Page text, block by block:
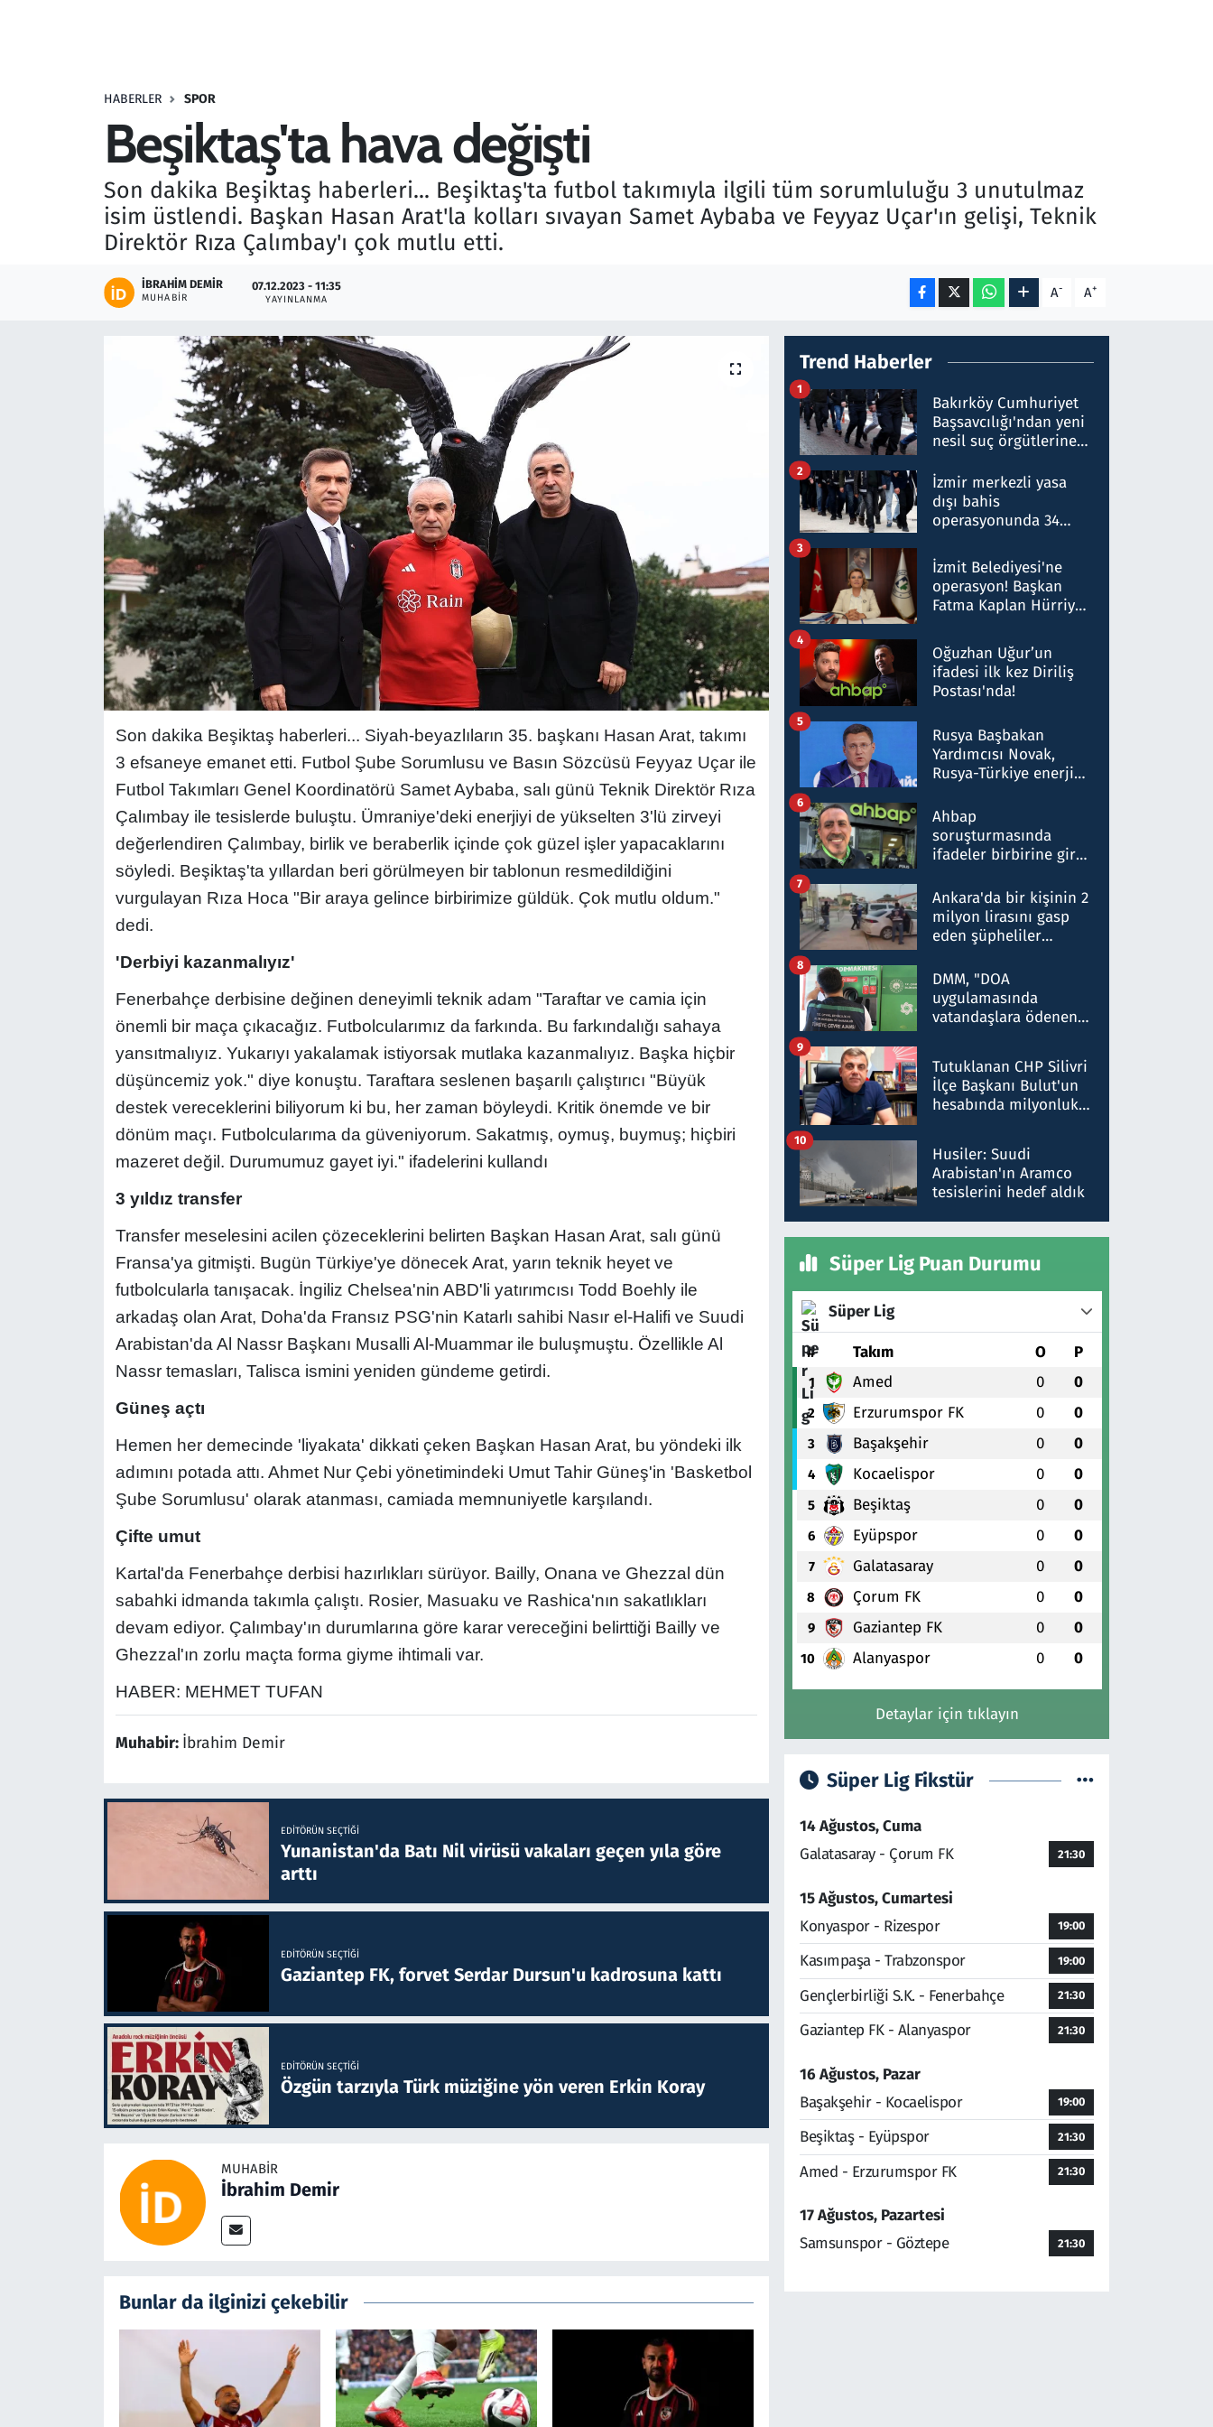
HABERLER SPOR
Beşiktaş'ta hava değişti
Son dakika Beşiktaş haberleri... Beşiktaş'ta futbol takımıyla ilgili tüm sorumluluğu 3 unutulmaz
isim üstlendi. Başkan Hasan Arat'la kolları sıvayan Samet Aybaba ve Feyyaz Uçar'ın gelişi, Teknik
Direktör Rıza Çalımbay'ı çok mutlu etti.
İBRAHIM DEMIR
MUHABIR
07.12.2023 - 11:35
YAYINLANMA A- A+
Son dakika Beşiktaş haberleri... Siyah-beyazlıların 35. başkanı Hasan Arat, takımı
3 efsaneye emanet etti. Futbol Şube Sorumlusu ve Basın Sözcüsü Feyyaz Uçar ile
Futbol Takımları Genel Koordinatörü Samet Aybaba, salı günü Teknik Direktör Rıza
Çalımbay ile tesislerde buluştu. Ümraniye'deki enerjiyi de yükselten 3'lü zirveyi
değerlendiren Çalımbay, birlik ve beraberlik içinde çok güzel işler yapacaklarını
söyledi. Beşiktaş'ta yıllardan beri görülmeyen bir tablonun resmedildiğini
vurgulayan Rıza Hoca "Bir araya gelince birbirimize güldük. Çok mutlu oldum."
dedi.
'Derbiyi kazanmalıyız'
Fenerbahçe derbisine değinen deneyimli teknik adam "Taraftar ve camia için
önemli bir maça çıkacağız. Futbolcularımız da farkında. Bu farkındalığı sahaya
yansıtmalıyız. Yukarıyı yakalamak istiyorsak mutlaka kazanmalıyız. Başka hiçbir
düşüncemiz yok." diye konuştu. Taraftara seslenen başarılı çalıştırıcı "Büyük
destek vereceklerini biliyorum ki bu, her zaman böyleydi. Kritik önemde ve bir
dönüm maçı. Futbolcularıma da güveniyorum. Sakatmış, oymuş, buymuş; hiçbiri
mazeret değil. Durumumuz gayet iyi." ifadelerini kullandı
3 yıldız transfer
Transfer meselesini acilen çözeceklerini belirten Başkan Hasan Arat, salı günü
Fransa'ya gitmişti. Bugün Türkiye'ye dönecek Arat, yarın teknik heyet ve
futbolcularla tanışacak. İngiliz Chelsea'nin ABD'li yatırımcısı Todd Boehly ile
arkadaş olan Arat, Doha'da Fransız PSG'nin Katarlı sahibi Nasır el-Halifi ve Suudi
Arabistan'da Al Nassr Başkanı Musalli Al-Muammar ile buluşmuştu. Özellikle Al
Nassr temasları, Talisca ismini yeniden gündeme getirdi.
Güneş açtı
Hemen her demecinde 'liyakata' dikkati çeken Başkan Hasan Arat, bu yöndeki ilk
adımını potada attı. Ahmet Nur Çebi yönetimindeki Umut Tahir Güneş'in 'Basketbol
Şube Sorumlusu' olarak atanması, camiada memnuniyetle karşılandı.
Çifte umut
Kartal'da Fenerbahçe derbisi hazırlıkları sürüyor. Bailly, Onana ve Ghezzal dün
sabahki idmanda takımla çalıştı. Rosier, Masuaku ve Rashica'nın sakatlıkları
devam ediyor. Çalımbay'ın durumlarına göre karar vereceğini belirttiği Bailly ve
Ghezzal'ın zorlu maçta forma giyme ihtimali var.
HABER: MEHMET TUFAN
Muhabir: İbrahim Demir
EDITÖRÜN SEÇTIĞI
Yunanistan'da Batı Nil virüsü vakaları geçen yıla göre
arttı
EDITÖRÜN SEÇTIĞI
Gaziantep FK, forvet Serdar Dursun'u kadrosuna kattı
EDITÖRÜN SEÇTIĞI
Özgün tarzıyla Türk müziğine yön veren Erkin Koray
MUHABIR
İbrahim Demir
Bunlar da ilginizi çekebilir
Trend Haberler
Bakırköy Cumhuriyet
Başsavcılığı'ndan yeni
nesil suç örgütlerine
hakkında gözaltı kararı
1
İzmir merkezli yasa
dışı bahis
operasyonunda 34
Milyar liralık para
trafiği tespit edildi
2
İzmit Belediyesi'ne
operasyon! Başkan
Fatma Kaplan Hürriyet
3
Oğuzhan Uğur’un
ifadesi ilk kez Diriliş
Postası'nda!
4
Rusya Başbakan
Yardımcısı Novak,
Rusya-Türkiye enerji
nitelikte olduğunu
belirtti
5
Ahbap
soruşturmasında
ifadeler birbirine girdi:
ifadelerinden ortaya
çıkan tablo şok etti
6
Ankara'da bir kişinin 2
milyon lirasını gasp
eden şüpheliler
7
DMM, "DOA
uygulamasında
vatandaşlara ödenen
düşürüldüğü" iddiasını
yalanladı
8
Tutuklanan CHP Silivri
İlçe Başkanı Bulut'un
hesabında milyonluk
talimat verdi, ben
gönderdim
9
Husiler: Suudi
Arabistan'ın Aramco
tesislerini hedef aldık
10
Süper Lig Puan Durumu
Süper Lig
# Takım O P
1 Amed 0 0
2 Erzurumspor FK 0 0
3 Başakşehir 0 0
4 Kocaelispor 0 0
5 Beşiktaş 0 0
6 Eyüpspor 0 0
7 Galatasaray 0 0
8 Çorum FK 0 0
9 Gaziantep FK 0 0
10 Alanyaspor 0 0
Detaylar için tıklayın
Süper Lig Fikstür
14 Ağustos, Cuma
Galatasaray - Çorum FK
21:30
15 Ağustos, Cumartesi
Konyaspor - Rizespor
19:00
Kasımpaşa - Trabzonspor 19:00
Gençlerbirliği S.K. - Fenerbahçe 21:30
Gaziantep FK - Alanyaspor 21:30
16 Ağustos, Pazar
Başakşehir - Kocaelispor
19:00
Beşiktaş - Eyüpspor 21:30
Amed - Erzurumspor FK 21:30
17 Ağustos, Pazartesi
Samsunspor - Göztepe
21:30
Savunma Sanayi
Seçim 2023